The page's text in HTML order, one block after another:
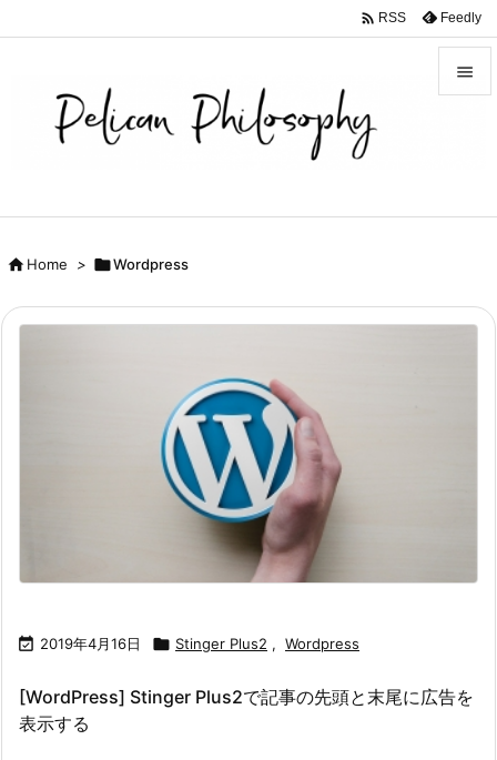

次へ
 RSS Feedly
Home > Wordpress
 2019年4月16日  Stinger Plus2 , Wordpress
[WordPress] Stinger Plus2で記事の先頭と末尾に広告を
表示する